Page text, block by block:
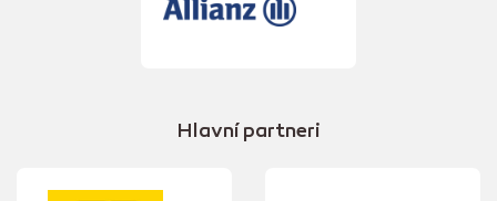
Hlavní partneri